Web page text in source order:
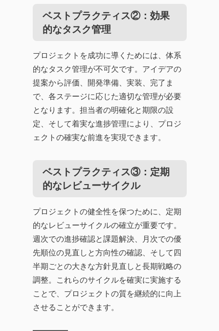
ベストプラクティス②：効果
的なタスク管理
プロジェクトを成功に導くためには、体系
的なタスク管理が不可欠です。アイデアの
提案から評価、開発準備、実装、完了ま
で、各ステージに応じた適切な管理が必要
となります。担当者の明確化と期限の設
定、そして着実な進捗管理により、プロジ
ェクトの確実な前進を実現できます。
ベストプラクティス③：定期
的なレビューサイクル
プロジェクトの健全性を保つために、定期
的なレビューサイクルの確立が重要です。
週次での進捗確認と課題解決、月次での優
先順位の見直しと方向性の確認、そして四
半期ごとの大きな方針見直しと長期戦略の
調整。これらのサイクルを確実に実施する
ことで、プロジェクトの質を継続的に向上
させることができます。